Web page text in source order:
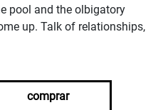
pool and the olbigatory
up. Talk of relationships,
comprar